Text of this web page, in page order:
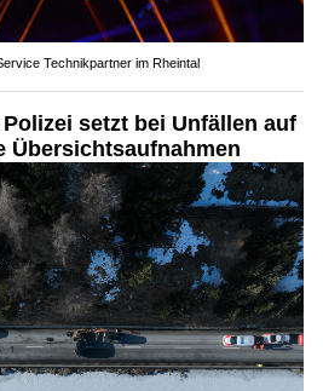
Technikpartner im Rheintal
setzt bei Unfällen auf
Übersichtsaufnahmen